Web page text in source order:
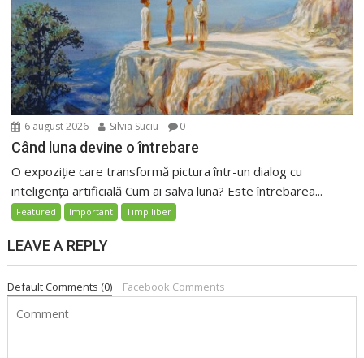
6 august 2026 Silvia Suciu 0
Când luna devine o întrebare
O expoziție care transformă pictura într-un dialog cu
inteligența artificială Cum ai salva luna? Este întrebarea...
Featured Important Timp liber
LEAVE A REPLY
Default Comments (0) Facebook Comments